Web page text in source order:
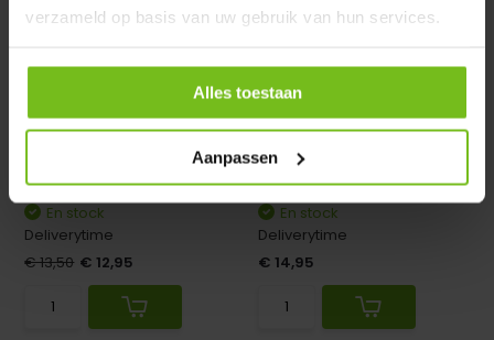
verzameld op basis van uw gebruik van hun services.
Alles toestaan
Aanpassen
Ensemble de 50 petits
bouchons TM
Avantage supplémentaire:
Ensemble de 50 petites...
En stock
Deliverytime
€ 13,50 € 12,95
Sac à balles - pour 12
balles (7 couleu...
Sac à balles - pour 12 balles
(7 couleurs)
En stock
Deliverytime
€ 14,95